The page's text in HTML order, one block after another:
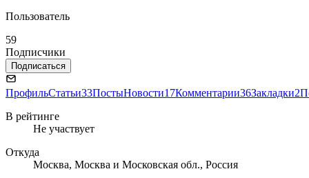
Пользователь
59
Подписчики
Подписаться
ПрофильСтатьи33ПостыНовости17Комментарии36Закладки2
В рейтинге
Не участвует
Откуда
Москва, Москва и Московская обл., Россия